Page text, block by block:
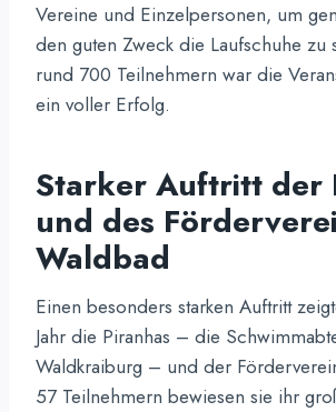
Vereine und Einzelpersonen, um
den guten Zweck die Laufschuhe zu
rund 700 Teilnehmern war die
ein voller Erfolg.
Starker Auftritt der
und des
Waldbad
Einen besonders starken Auftritt
Jahr die Piranhas – die
Waldkraiburg – und der
57 Teilnehmern bewiesen sie ihr